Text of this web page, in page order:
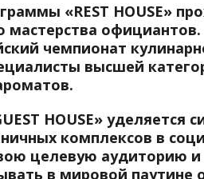
«REST HOUSE»
мастерства
чемпионат
высшей
HOUSE»
комплексов в
целевую аудиторию
в мировой паутине